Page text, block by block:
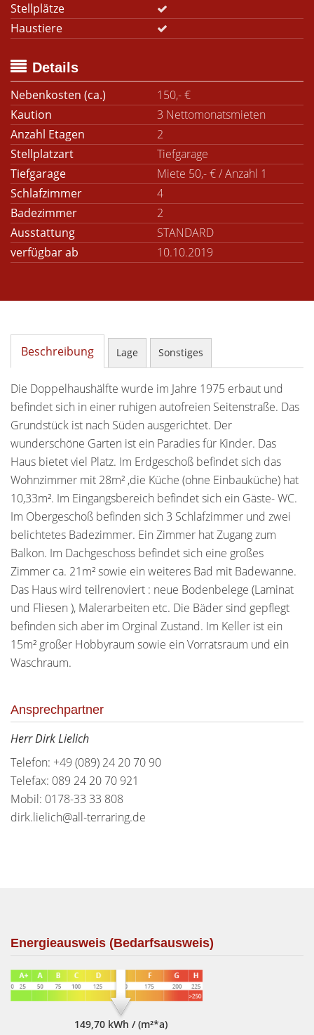
Stellplätze
Haustiere
Details
Nebenkosten (ca.)
150,- €
Kaution
3 Nettomonatsmieten
Anzahl Etagen
2
Stellplatzart
Tiefgarage
Tiefgarage
Miete 50,- € / Anzahl 1
Schlafzimmer
4
Badezimmer
2
Ausstattung
STANDARD
verfügbar ab
10.10.2019
Beschreibung Lage Sonstiges
Die Doppelhaushälfte wurde im Jahre 1975 erbaut und
befindet sich in einer ruhigen autofreien Seitenstraße. Das
Grundstück ist nach Süden ausgerichtet. Der
wunderschöne Garten ist ein Paradies für Kinder. Das
Haus bietet viel Platz. Im Erdgeschoß befindet sich das
Wohnzimmer mit 28m² ,die Küche (ohne Einbauküche) hat
10,33m². Im Eingangsbereich befindet sich ein Gäste- WC.
Im Obergeschoß befinden sich 3 Schlafzimmer und zwei
belichtetes Badezimmer. Ein Zimmer hat Zugang zum
Balkon. Im Dachgeschoss befindet sich eine großes
Zimmer ca. 21m² sowie ein weiteres Bad mit Badewanne.
Das Haus wird teilrenoviert : neue Bodenbelege (Laminat
und Fliesen ), Malerarbeiten etc. Die Bäder sind gepflegt
befinden sich aber im Orginal Zustand. Im Keller ist ein
15m² großer Hobbyraum sowie ein Vorratsraum und ein
Waschraum.
Ansprechpartner
Herr Dirk Lielich
Telefon: +49 (089) 24 20 70 90
Telefax: 089 24 20 70 921
Mobil: 0178-33 33 808
dirk.lielich@all-terraring.de
Energieausweis (Bedarfsausweis)
149,70 kWh / (m²*a)